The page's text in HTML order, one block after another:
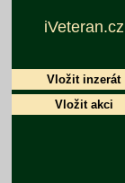
iVeteran.cz
Vložit inzerát
Vložit akci